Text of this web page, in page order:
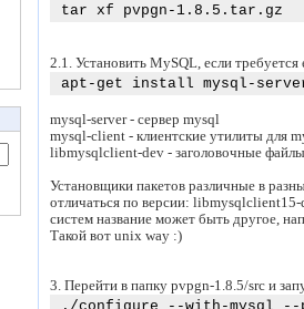
tar xf pvpgn-1.8.5.tar.gz
2.1. Установить MySQL, если
apt-get install mysql-
mysql-server - сервер mysql
mysql-client - клиентские утилиты для
libmysqlclient-dev - заголовочные
Установщики пакетов различные в
отличаться по версии:
систем название может быть другое,
Такой вот unix way :)
3. Перейти в папку pvpgn-1.8.5/src и